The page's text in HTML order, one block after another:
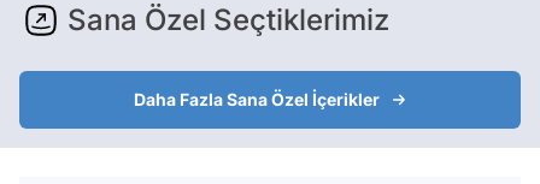
Sana Özel Seçtiklerimiz
Daha Fazla Sana Özel İçerikler